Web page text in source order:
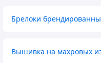
Брелоки
Вышивка на махровых